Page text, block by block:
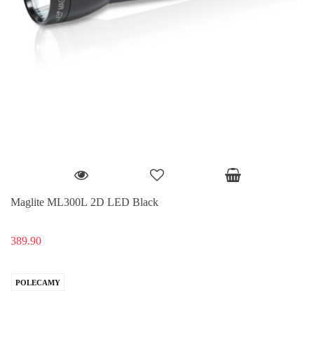
Maglite ML300L 2D LED Black
389.90
POLECAMY